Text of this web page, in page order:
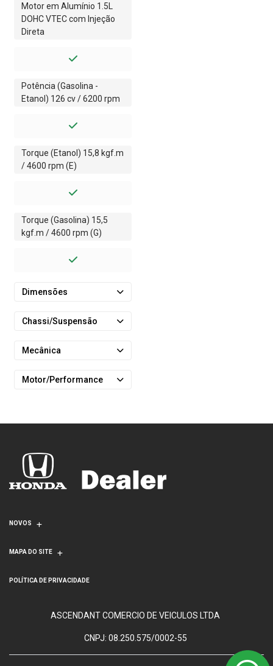
Motor em Alumínio 1.5L
DOHC VTEC com Injeção
Direta
Potência (Gasolina -
Etanol) 126 cv / 6200 rpm
Torque (Etanol) 15,8 kgf.m
/ 4600 rpm (E)
Torque (Gasolina) 15,5
kgf.m / 4600 rpm (G)
Dimensões
Chassi/Suspensão
Mecânica
Motor/Performance
NOVOS
MAPA DO SITE
POLÍTICA DE PRIVACIDADE
ASCENDANT COMERCIO DE VEICULOS LTDA
CNPJ: 08.250.575/0002-55